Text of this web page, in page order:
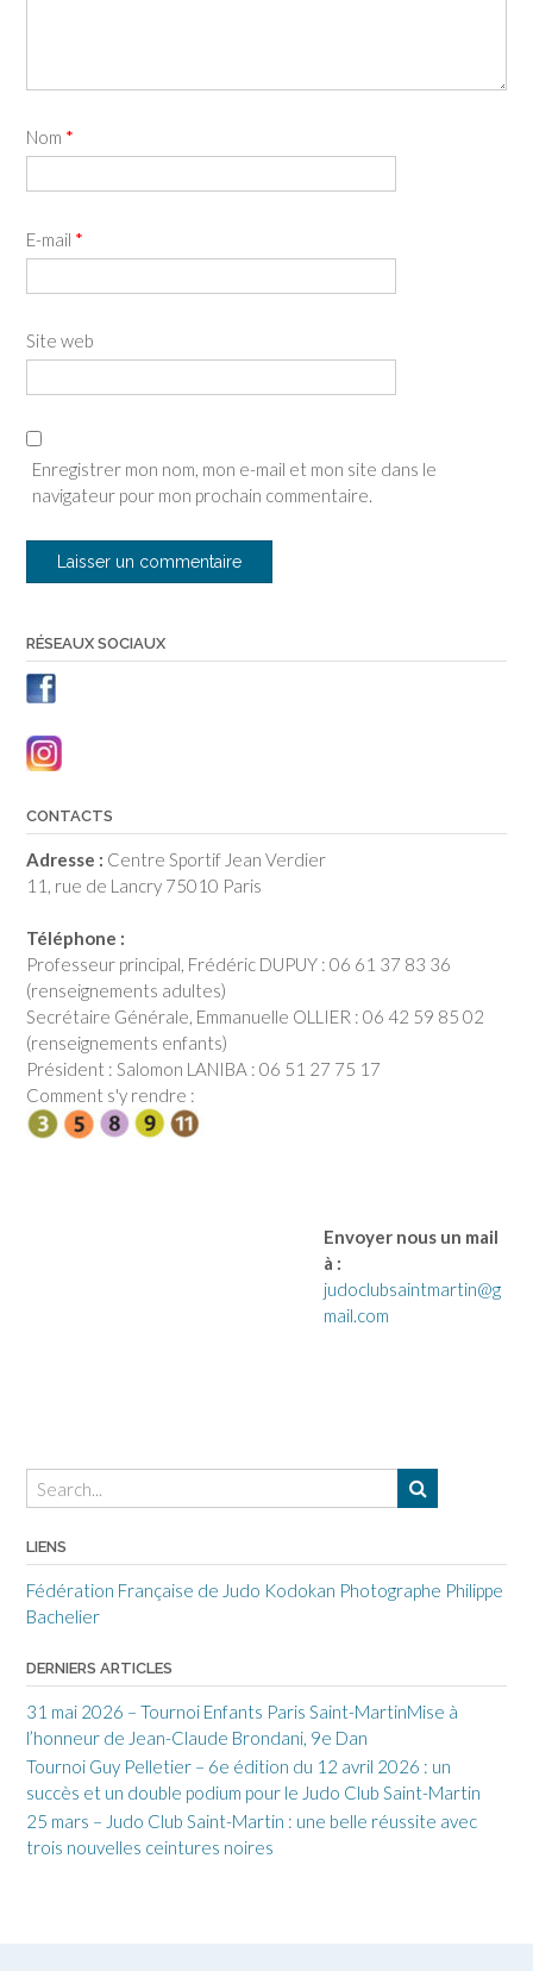
Nom *
E-mail *
Site web
Enregistrer mon nom, mon e-mail et mon site dans le
navigateur pour mon prochain commentaire.
RÉSEAUX SOCIAUX
CONTACTS
Adresse : Centre Sportif Jean Verdier
11, rue de Lancry 75010 Paris
Téléphone :
Professeur principal, Frédéric DUPUY : 06 61 37 83 36
(renseignements adultes)
Secrétaire Générale, Emmanuelle OLLIER : 06 42 59 85 02
(renseignements enfants)
Président : Salomon LANIBA : 06 51 27 75 17
Comment s'y rendre :
Envoyer nous un mail
à :
judoclubsaintmartin@g
mail.com
LIENS
Fédération Française de Judo Kodokan Photographe Philippe
Bachelier
DERNIERS ARTICLES
31 mai 2026 – Tournoi Enfants Paris Saint-MartinMise à
l’honneur de Jean-Claude Brondani, 9e Dan
Tournoi Guy Pelletier – 6e édition du 12 avril 2026 : un
succès et un double podium pour le Judo Club Saint-Martin
25 mars – Judo Club Saint-Martin : une belle réussite avec
trois nouvelles ceintures noires